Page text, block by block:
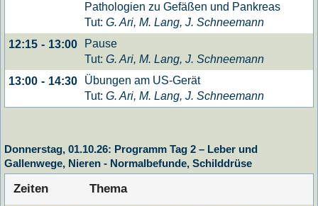
Pathologien zu Gefäßen und Pankreas
Tut: G. Ari, M. Lang, J. Schneemann
12:15 - 13:00
Pause
Tut: G. Ari, M. Lang, J. Schneemann
13:00 - 14:30
Übungen am US-Gerät
Tut: G. Ari, M. Lang, J. Schneemann
Donnerstag, 01.10.26: Programm Tag 2 – Leber und
Gallenwege, Nieren - Normalbefunde, Schilddrüse
Zeiten Thema